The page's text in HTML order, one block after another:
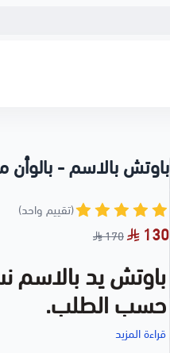
باوتش بالاسم - بالوأن
(تقييم واحد)
130
170
باوتش يد بالاسم
حسب الطلب.
قراءة المزيد